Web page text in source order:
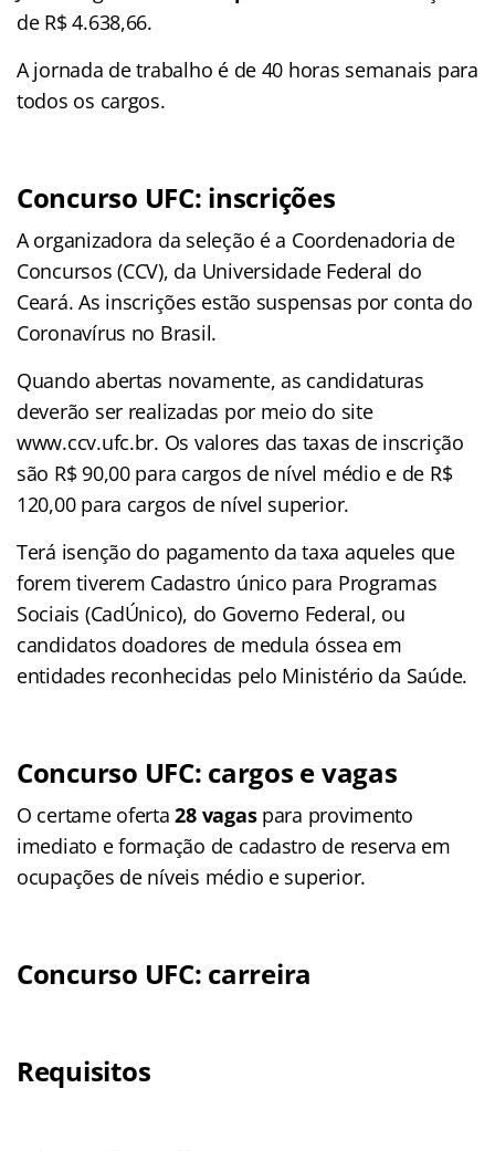
de R$ 4.638,66.
A jornada de trabalho é de 40 horas semanais para
todos os cargos.
Concurso UFC: inscrições
A organizadora da seleção é a Coordenadoria de
Concursos (CCV), da Universidade Federal do
Ceará. As inscrições estão suspensas por conta do
Coronavírus no Brasil.
Quando abertas novamente, as candidaturas
deverão ser realizadas por meio do site
www.ccv.ufc.br. Os valores das taxas de inscrição
são R$ 90,00 para cargos de nível médio e de R$
120,00 para cargos de nível superior.
Terá isenção do pagamento da taxa aqueles que
forem tiverem Cadastro único para Programas
Sociais (CadÚnico), do Governo Federal, ou
candidatos doadores de medula óssea em
entidades reconhecidas pelo Ministério da Saúde.
Concurso UFC: cargos e vagas
O certame oferta28 vagaspara provimento
imediato e formação de cadastro de reserva em
ocupações de níveis médio e superior.
Concurso UFC: carreira
Requisitos